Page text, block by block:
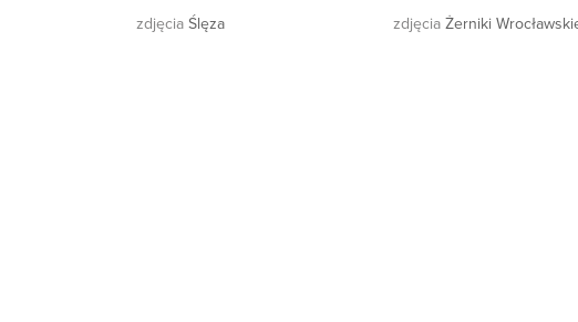
zdjęciaŚlęza
zdjęciaŻerniki